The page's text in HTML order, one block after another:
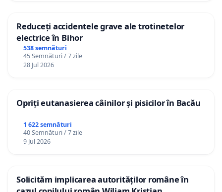
Reduceți accidentele grave ale trotinetelor
electrice în Bihor
538 semnături
45 Semnături / 7 zile
28 Jul 2026
Opriți eutanasierea câinilor și pisicilor în Bacău
1 622 semnături
40 Semnături / 7 zile
9 Jul 2026
Solicităm implicarea autorităților române în